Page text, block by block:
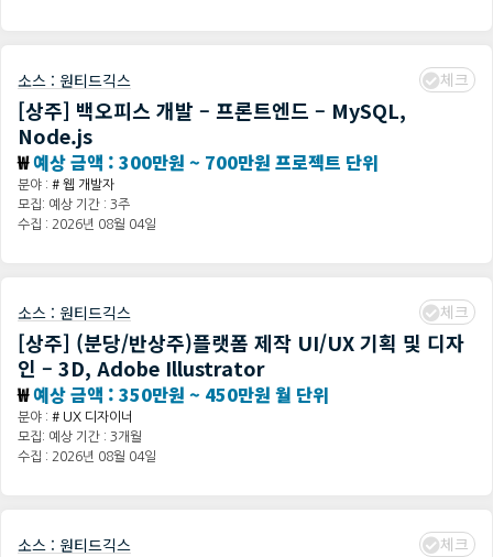
소스 : 원티드긱스 체크
[상주] 백오피스 개발 – 프론트엔드 – MySQL,
Node.js
₩예상 금액 : 300만원 ~ 700만원 프로젝트 단위
분야 : # 웹 개발자
모집: 예상 기간 : 3주
수집 : 2026년 08월 04일
소스 : 원티드긱스 체크
[상주] (분당/반상주)플랫폼 제작 UI/UX 기획 및 디자
인 – 3D, Adobe Illustrator
₩예상 금액 : 350만원 ~ 450만원 월 단위
분야 : # UX 디자이너
모집: 예상 기간 : 3개월
수집 : 2026년 08월 04일
소스 : 원티드긱스 체크